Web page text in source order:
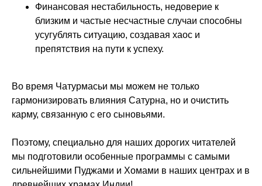
Финансовая нестабильность, недоверие к
близким и частые несчастные случаи способны
усугублять ситуацию, создавая хаос и
препятствия на пути к успеху.
Во время Чатурмасьи мы можем не только
гармонизировать влияния Сатурна, но и очистить
карму, связанную с его сыновьями.
Поэтому, специально для наших дорогих читателей
мы подготовили особенные программы с самыми
сильнейшими Пуджами и Хомами в наших центрах и в